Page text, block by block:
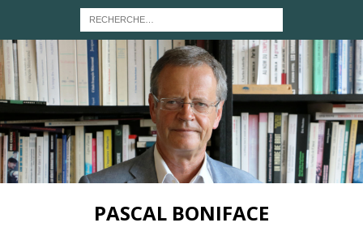
PASCAL BONIFACE